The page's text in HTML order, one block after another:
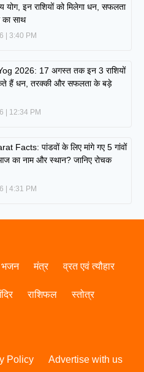
योग, इन राशियों को मिलेगा धन, सफलता
साथ
3:40 PM
2026: 17 अगस्त तक इन 3 राशियों
हैं धन, तरक्की और सफलता के बड़े
12:34 PM
Facts: पांडवों के लिए मांगे गए 5 गांवों
का नाम और स्थान? जानिए रोचक
4:31 PM
भजन मंत्र व्रत एवं त्यौहार
राशिफल स्तोत्र
Policy Advertise with us